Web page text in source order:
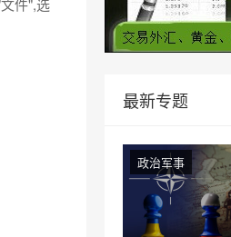
件",选
最新专题
政治军事